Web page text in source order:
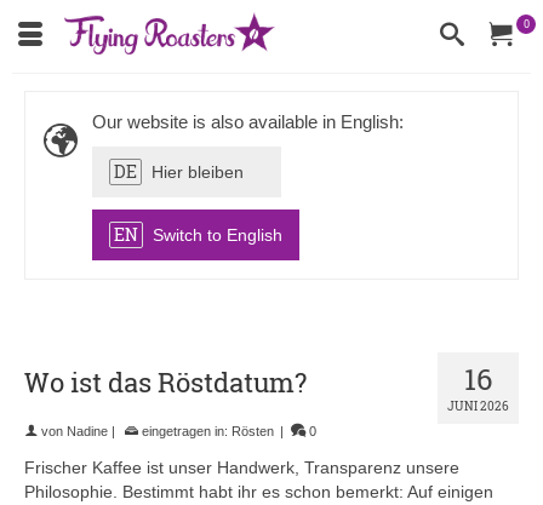
0
Our website is also available in English:
DE Hier bleiben
EN Switch to English
16
JUNI 2026
Wo ist das Röstdatum?
von Nadine | eingetragen in: Rösten | 0
Frischer Kaffee ist unser Handwerk, Transparenz unsere
Philosophie. Bestimmt habt ihr es schon bemerkt: Auf einigen